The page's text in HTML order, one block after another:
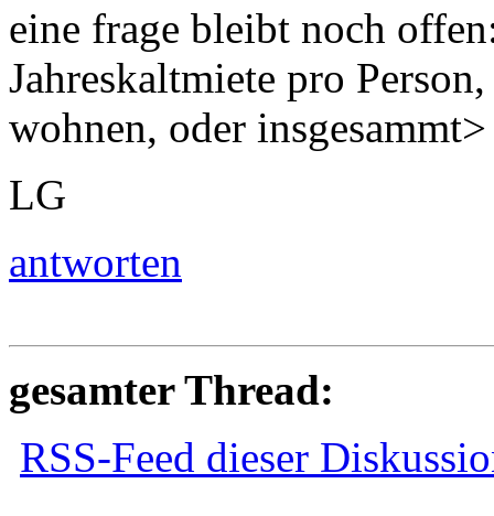
eine frage bleibt noch
Jahreskaltmiete pro
wohnen, oder insgesammt>
LG
antworten
gesamter Thread:
RSS-Feed dieser